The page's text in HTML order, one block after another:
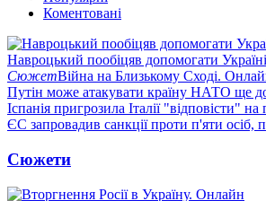
Коментовані
Навроцький пообіцяв допомогати
СюжетВійна на Близькому Сході.
Путін може атакувати країну НАТО ще
Іспанія пригрозила Італії "відповісти"
ЄС запровадив санкції проти п'яти осіб,
Сюжети